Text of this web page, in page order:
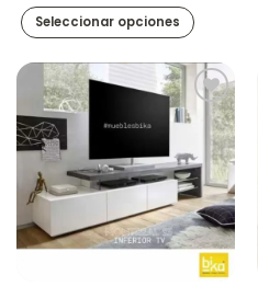
Seleccionar opciones